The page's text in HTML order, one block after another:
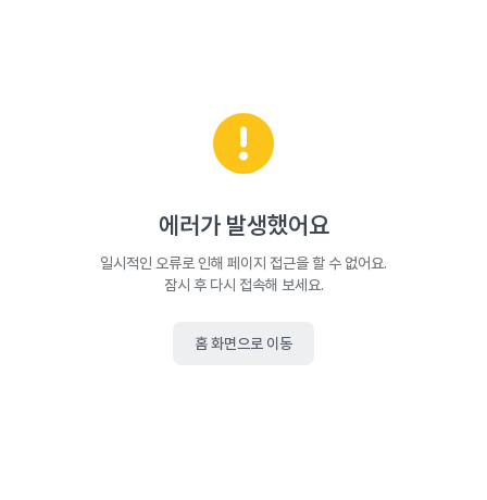
에러가 발생했어요
일시적인 오류로 인해 페이지 접근을 할 수 없어요.
잠시 후 다시 접속해 보세요.
홈 화면으로 이동